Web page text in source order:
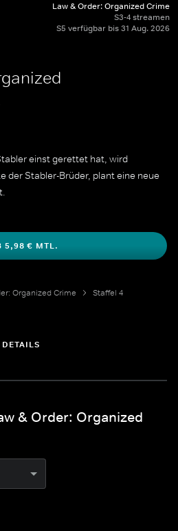
Law & Order: Organized Crime
S3-4 streamen
S5 verfügbar bis 31 Aug. 2026
einst gerettet hat, wird
der Stabler-Brüder, plant eine neue
5,98 € MTL.
Organized Crime
Staffel 4
DETAILS
& Order: Organized